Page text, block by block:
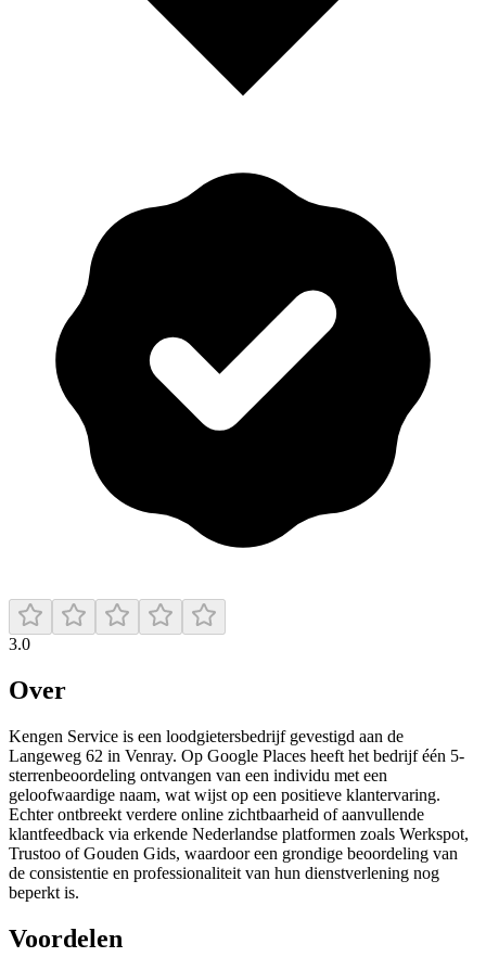
3.0
Over
Kengen Service is een loodgietersbedrijf gevestigd aan de
Langeweg 62 in Venray. Op Google Places heeft het bedrijf één 5-
sterrenbeoordeling ontvangen van een individu met een
geloofwaardige naam, wat wijst op een positieve klantervaring.
Echter ontbreekt verdere online zichtbaarheid of aanvullende
klantfeedback via erkende Nederlandse platformen zoals Werkspot,
Trustoo of Gouden Gids, waardoor een grondige beoordeling van
de consistentie en professionaliteit van hun dienstverlening nog
beperkt is.
Voordelen